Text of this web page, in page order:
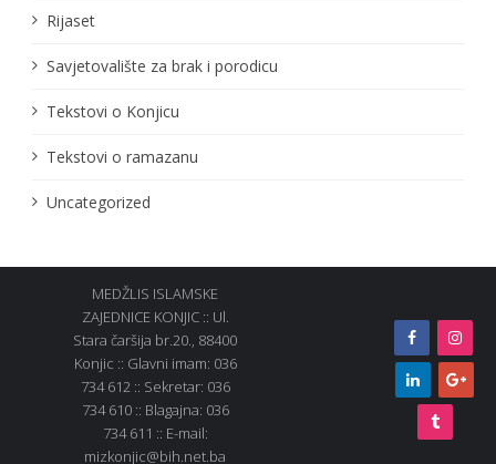
Rijaset
Savjetovalište za brak i porodicu
Tekstovi o Konjicu
Tekstovi o ramazanu
Uncategorized
MEDŽLIS ISLAMSKE
ZAJEDNICE KONJIC :: Ul.
Stara čaršija br.20., 88400
Konjic :: Glavni imam: 036
734 612 :: Sekretar: 036
734 610 :: Blagajna: 036
734 611 :: E-mail:
mizkonjic@bih.net.ba